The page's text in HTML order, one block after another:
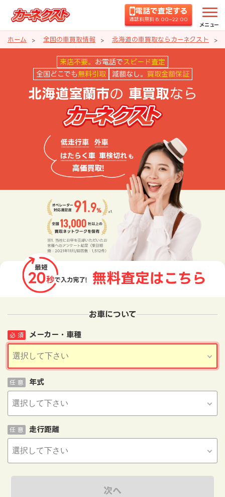
電話で査定する
通話料無料 8:00~22:00
メニュー
ホーム 全国の車買取情報 北海道の車買取ならカーネクスト
北海道室蘭市の車買取ならカー
来店不要。 お電話で スピード査定
全国どこでも 無料引取 減額なし。 買取金額保証
北海道室蘭市の 車買取なら
お車について
メーカー・車種
必 須
年式
任 意
走行距離
任 意
次へ